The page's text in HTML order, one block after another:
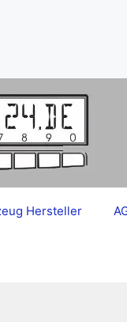
Hersteller